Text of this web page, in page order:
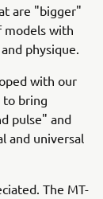
are "bigger"
models with
physique.
with our
to bring
pulse" and
and universal
The MT-